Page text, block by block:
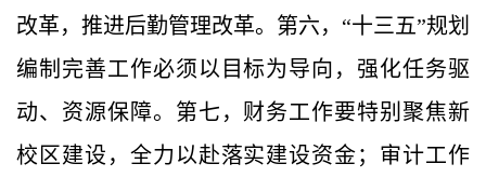
改革，推进后勤管理改革。第六，“十三五”规划
编制完善工作必须以目标为导向，强化任务驱
动、资源保障。第七，财务工作要特别聚焦新
校区建设，全力以赴落实建设资金；审计工作